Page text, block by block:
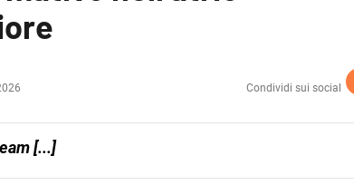
Condividi sui social
[...]